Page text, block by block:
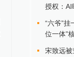
授权：AI
“六爷”挂
位一体”
宋致远